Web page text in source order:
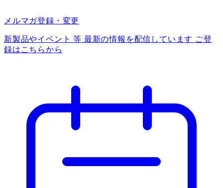
メルマガ登録・変更
新製品やイベント 等 最新の情報を配信しています ご登
録はこちらから